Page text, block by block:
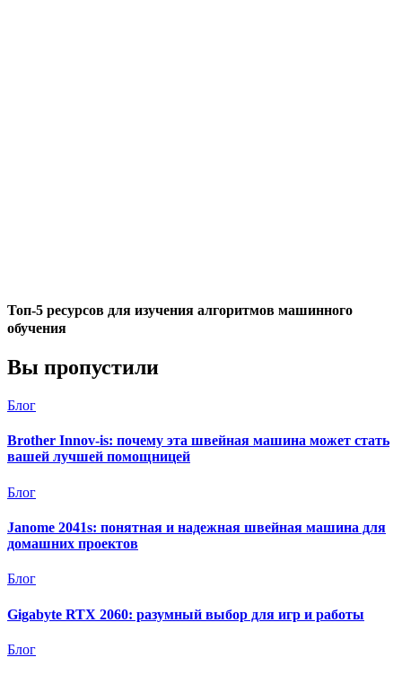
Топ-5 ресурсов для изучения алгоритмов машинного
обучения
Вы пропустили
Блог
Brother Innov-is: почему эта швейная машина может стать
вашей лучшей помощницей
Блог
Janome 2041s: понятная и надежная швейная машина для
домашних проектов
Блог
Gigabyte RTX 2060: разумный выбор для игр и работы
Блог